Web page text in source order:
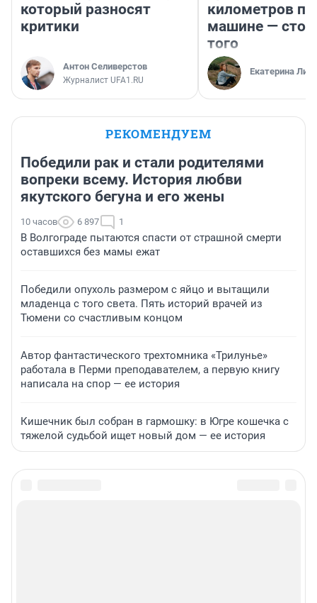
который разносят
критики
Антон Селиверстов
Журналист UFA1.RU
километров по
машине —
того
Екатерина
РЕКОМЕНДУЕМ
Победили рак и стали родителями
вопреки всему. История любви
якутского бегуна и его жены
10 часов 6 897 1
В Волгограде пытаются спасти от страшной смерти
оставшихся без мамы ежат
Победили опухоль размером с яйцо и вытащили
младенца с того света. Пять историй врачей из
Тюмени со счастливым концом
Автор фантастического трехтомника «Трилунье»
работала в Перми преподавателем, а первую книгу
написала на спор — ее история
Кишечник был собран в гармошку: в Югре кошечка с
тяжелой судьбой ищет новый дом — ее история